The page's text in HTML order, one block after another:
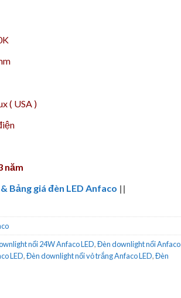
( USA )
năm
Bảng giá đèn LED Anfaco ||
nổi 24W Anfaco LED,Đèn downlight nổi Anfaco
LED,Đèn downlight nổi vỏ trắng Anfaco LED,Đèn